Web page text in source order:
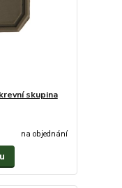
skupina
na objednání